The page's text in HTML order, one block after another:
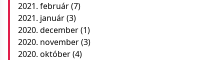
2021. február(7)
2021. január(3)
2020. december(1)
2020. november(3)
2020. október(4)